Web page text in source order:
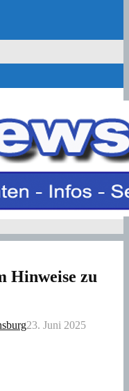
Hinweise zu
23. Juni 2025